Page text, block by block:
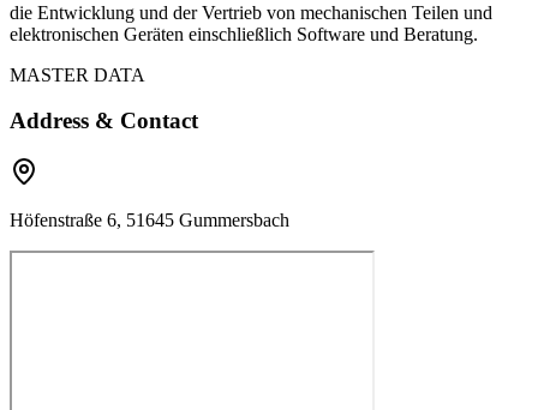
die Entwicklung und der Vertrieb von mechanischen Teilen und
elektronischen Geräten einschließlich Software und Beratung.
MASTER DATA
Address & Contact
Höfenstraße 6, 51645 Gummersbach